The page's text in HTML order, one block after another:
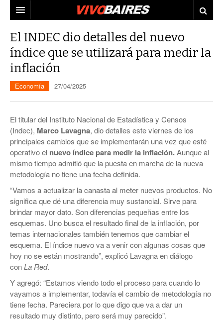
PAÍS
CONURBANO
ELECCIONES
JUDICIALES
AGENDA
PERSONAJES
ELLAS
TECNO
VIDEOS
El INDEC dio detalles del nuevo
índice que se utilizará para medir la
inflación
Economía 27/04/2025
El titular del Instituto Nacional de Estadística y Censos
(Indec), Marco Lavagna, dio detalles este viernes de los
principales cambios que se implementarán una vez que esté
operativo el nuevo índice para medir la inflación.Aunque al
mismo tiempo admitió que la puesta en marcha de la nueva
metodología no tiene una fecha definida.
“Vamos a actualizar la canasta al meter nuevos productos. No
significa que dé una diferencia muy sustancial. Sirve para
brindar mayor dato. Son diferencias pequeñas entre los
esquemas. Uno busca el resultado final de la inflación, por
temas internacionales también tenemos que cambiar el
esquema. El índice nuevo va a venir con algunas cosas que
hoy no se están mostrando”, explicó Lavagna en diálogo
conLa Red.
Y agregó: “Estamos viendo todo el proceso para cuando lo
vayamos a implementar, todavía el cambio de metodología no
tiene fecha. Pareciera por lo que digo que va a dar un
resultado muy distinto, pero será muy parecido”.